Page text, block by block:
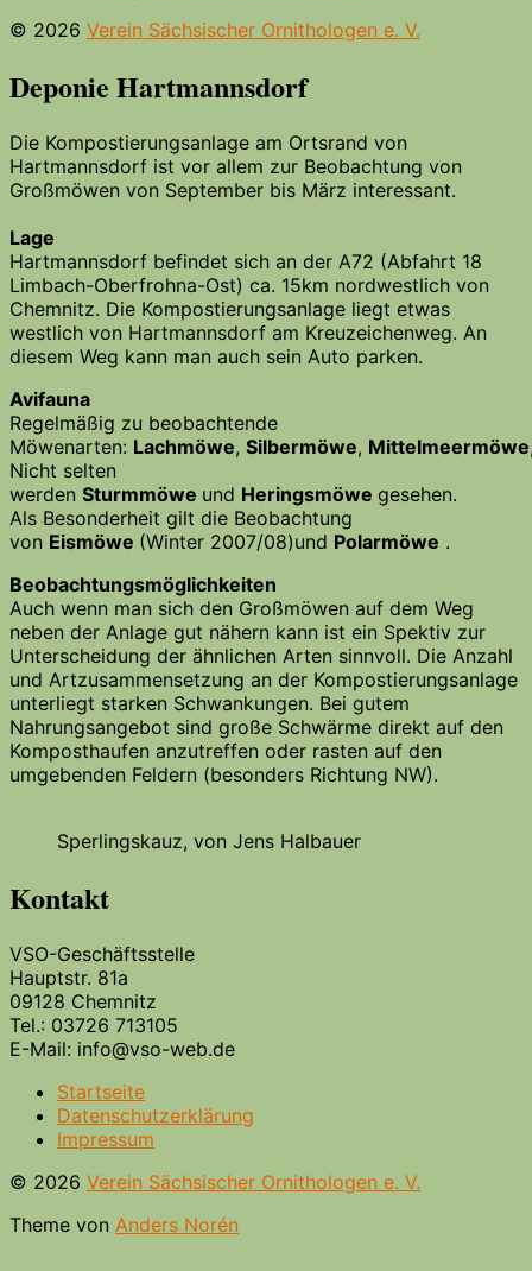
© 2026 Verein Sächsischer Ornithologen e. V.
Deponie Hartmannsdorf
Die Kompostierungsanlage am Ortsrand von
Hartmannsdorf ist vor allem zur Beobachtung von
Großmöwen von September bis März interessant.
Lage
Hartmannsdorf befindet sich an der A72 (Abfahrt 18
Limbach-Oberfrohna-Ost) ca. 15km nordwestlich von
Chemnitz. Die Kompostierungsanlage liegt etwas
westlich von Hartmannsdorf am Kreuzeichenweg. An
diesem Weg kann man auch sein Auto parken.
Avifauna
Regelmäßig zu beobachtende
Möwenarten: Lachmöwe, Silbermöwe, Mittelmeermöwe
Nicht selten
werden Sturmmöwe und Heringsmöwe gesehen.
Als Besonderheit gilt die Beobachtung
von Eismöwe (Winter 2007/08)und Polarmöwe .
Beobachtungsmöglichkeiten
Auch wenn man sich den Großmöwen auf dem Weg
neben der Anlage gut nähern kann ist ein Spektiv zur
Unterscheidung der ähnlichen Arten sinnvoll. Die Anzahl
und Artzusammensetzung an der Kompostierungsanlage
unterliegt starken Schwankungen. Bei gutem
Nahrungsangebot sind große Schwärme direkt auf den
Komposthaufen anzutreffen oder rasten auf den
umgebenden Feldern (besonders Richtung NW).
Sperlingskauz, von Jens Halbauer
Kontakt
VSO-Geschäftsstelle
Hauptstr. 81a
09128 Chemnitz
Tel.: 03726 713105
E-Mail: info@vso-web.de
Startseite
Datenschutzerklärung
Impressum
© 2026 Verein Sächsischer Ornithologen e. V.
Theme von Anders Norén